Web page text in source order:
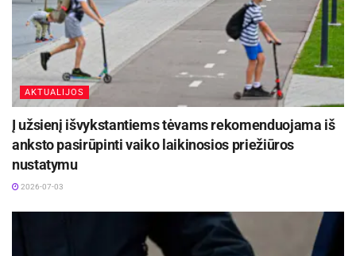
AKTUALIJOS
Į užsienį išvykstantiems tėvams rekomenduojama iš
anksto pasirūpinti vaiko laikinosios priežiūros
nustatymu
2026-07-03